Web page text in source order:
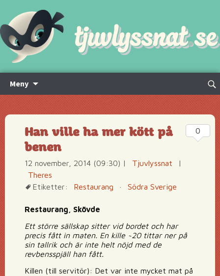
Meny
innehåll
Sök
Han ville ha mer kött på
benen
12 november, 2014 (09:30) | Tjuvlyssnat
|
Theres
Etiketter:
Restaurang · Södra Sverige
Restaurang, Skövde
Ett större sällskap sitter vid bordet och har
precis fått in maten. En kille ~20 tittar ner på
sin tallrik och är inte helt nöjd med de
revbensspjäll han fått.
Killen (till servitör): Det var inte mycket mat på
0